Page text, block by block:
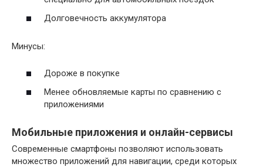
Долговечность аккумулятора
Минусы:
Дороже в покупке
Менее обновляемые карты по сравнению с
приложениями
Мобильные приложения и онлайн-сервисы
Современные смартфоны позволяют использовать
множество приложений для навигации, среди которых